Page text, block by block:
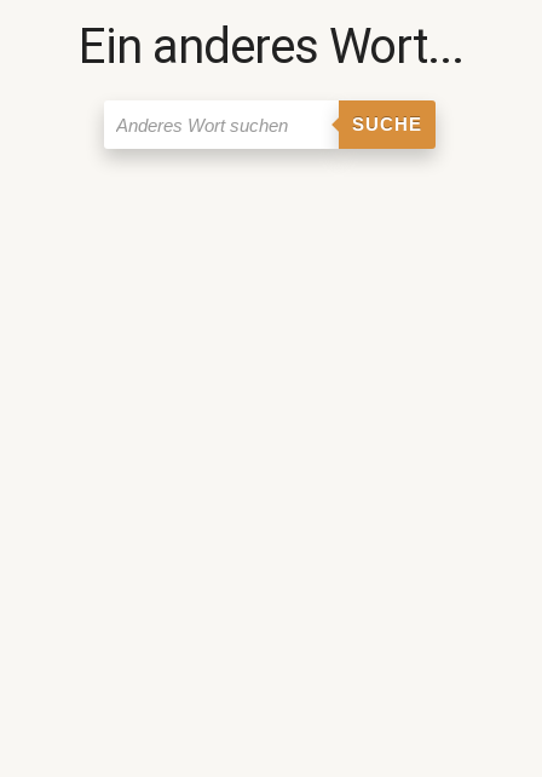
Ein anderes Wort...
SUCHE